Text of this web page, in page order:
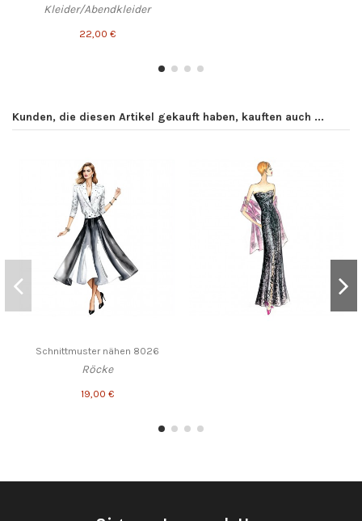
Kleider/Abendkleider
22,00 €
Kunden, die diesen Artikel gekauft haben, kauften auch ...
Schnittmuster nähen 8026
Röcke
19,00 €